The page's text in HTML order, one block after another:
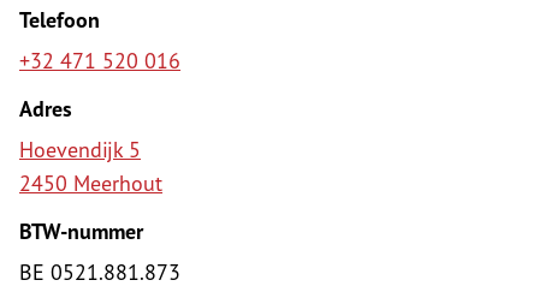
Telefoon
+32 471 520 016
Adres
Hoevendijk 5
2450 Meerhout
BTW-nummer
BE 0521.881.873